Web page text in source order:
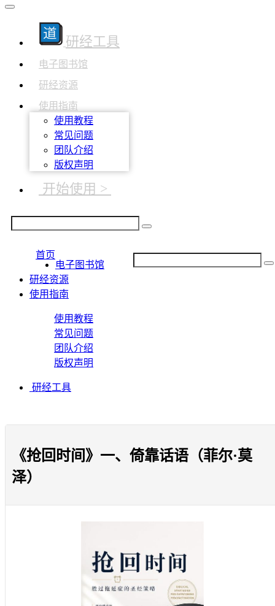
研经工具
电子图书馆
研经资源
使用指南
使用教程
常见问题
团队介绍
版权声明
开始使用 >
首页
电子图书馆
研经资源
使用指南
使用教程
常见问题
团队介绍
版权声明
研经工具
《抢回时间》一、倚靠话语（菲尔·莫
泽）